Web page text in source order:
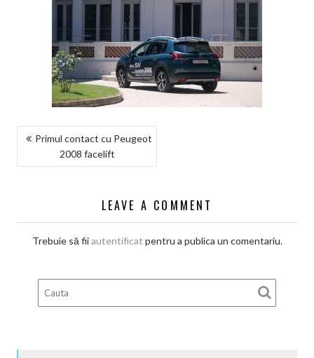
NAVIGARE
Primul contact cu Peugeot
2008 facelift
LEAVE A COMMENT
Trebuie să fiiautentificat pentru a publica un comentariu.